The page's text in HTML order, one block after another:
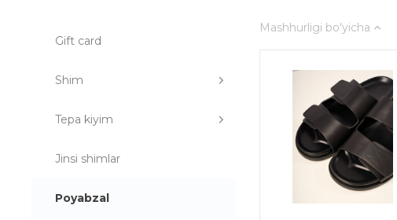
Gift card
Shim
Tepa kiyim
Jinsi shimlar
Poyabzal
Mashhurligi bo'yicha